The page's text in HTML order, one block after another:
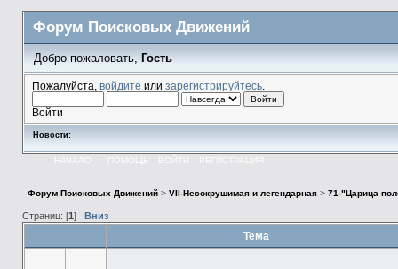
Форум Поисковых Движений
Добро пожаловать, Гость
Пожалуйста, войдите или зарегистрируйтесь.
Войти
Новости:
НАЧАЛО ПОМОЩЬ ВОЙТИ РЕГИСТРАЦИЯ
Форум Поисковых Движений> VII-Несокрушимая и легендарная> 71-"Царица
Страниц: [1 ] Вниз
Тема